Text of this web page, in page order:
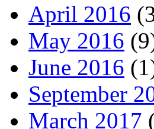
April 2016
May 2016
June 2016
September
March 2017